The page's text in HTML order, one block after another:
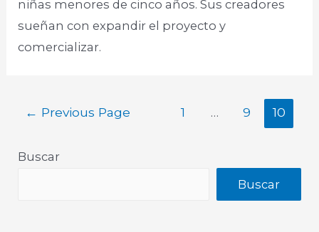
niñas menores de cinco años. Sus creadores
sueñan con expandir el proyecto y
comercializar.
← Previous Page 1 … 9 10
Buscar
Buscar